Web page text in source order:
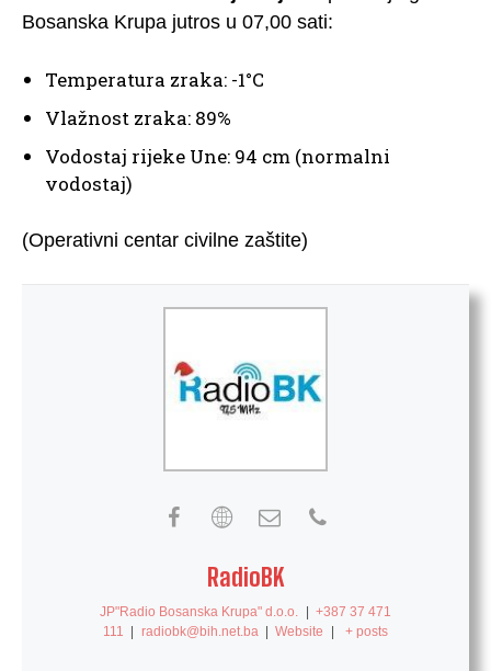
Bosanska Krupa jutros u 07,00 sati:
Temperatura zraka: -1°C
Vlažnost zraka: 89%
Vodostaj rijeke Une: 94 cm (normalni
vodostaj)
(Operativni centar civilne zaštite)
RadioBK
JP"Radio Bosanska Krupa" d.o.o.
+387 37 471
111
radiobk@bih.net.ba Website + posts